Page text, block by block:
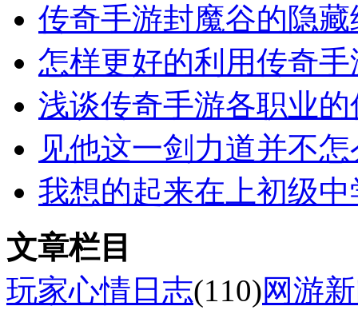
传奇手游封魔谷的隐
怎样更好的利用传奇
浅谈传奇手游各职业
见他这一剑力道并不
我想的起来在上初级
文章栏目
玩家心情日志(110)网游